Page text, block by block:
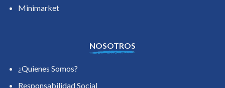
Minimarket
NOSOTROS
¿Quienes Somos?
Responsabilidad Social